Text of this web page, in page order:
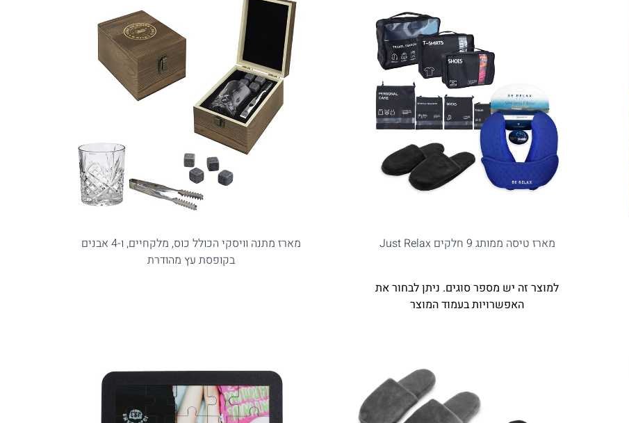
מארז טיסה ממותג 9 חלקים Just Relax
למוצר זה יש מספר סוגים. ניתן לבחור את
האפשרויות בעמוד המוצר
מארז מתנה וויסקי הכולל כוס, מלקחיים, ו-4 אבנים
בקופסת עץ מהודרת